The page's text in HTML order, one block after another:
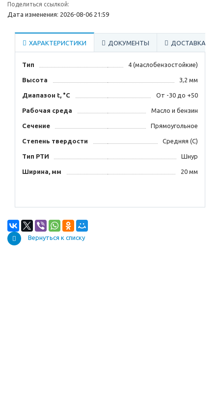
Поделиться ссылкой:
Дата изменения: 2026-08-06 21:59
ХАРАКТЕРИСТИКИ ДОКУМЕНТЫ ДОСТАВКА
Тип 4 (маслобензостойкие)
Высота 3,2 мм
Диапазон t, °С От -30 до +50
Рабочая среда Масло и бензин
Сечение Прямоугольное
Степень твердости Средняя (С)
Тип РТИ Шнур
Ширина, мм 20 мм
Вернуться к списку